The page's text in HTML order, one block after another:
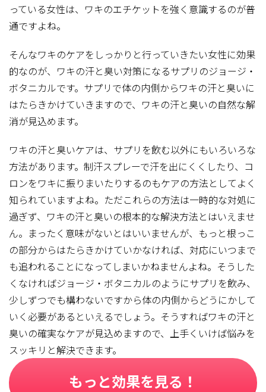
っている女性は、ワキのエチケットを強く意識するのが普
通ですよね。
そんなワキのケアをしっかりと行っていきたい女性に効果
的なのが、ワキの汗と臭い対策になるサプリのジョージ・
ボタニカルです。サプリで体の内側からワキの汗と臭いに
はたらきかけていきますので、ワキの汗と臭いの自然な解
消が見込めます。
ワキの汗と臭いケアは、サプリを飲む以外にもいろいろな
方法があります。制汗スプレーで汗を出にくくしたり、コ
ロンをワキに振りまいたりするのもケアの方法としてよく
知られていますよね。ただこれらの方法は一時的な対処に
過ぎず、ワキの汗と臭いの根本的な解決方法とはいえませ
ん。まったく意味がないとはいいませんが、もっと根っこ
の部分からはたらきかけていかなければ、対応にいつまで
も追われることになってしまいかねませんよね。そうした
くなければジョージ・ボタニカルのようにサプリを飲み、
少しずつでも構わないですから体の内側からどうにかして
いく必要があるといえるでしょう。そうすればワキの汗と
臭いの確実なケアが見込めますので、上手くいけば悩みを
スッキリと解決できます。
もっと効果を見る！